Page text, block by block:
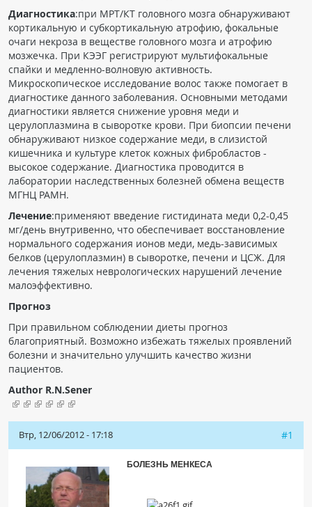
Диагностика:при МРТ/КТ головного мозга обнаруживают
кортикальную и субкортикальную атрофию, фокальные
очаги некроза в веществе головного мозга и атрофию
мозжечка. При КЭЭГ регистрируют мультифокальные
спайки и медленно-волновую активность.
Микроскопическое исследование волос также помогает в
диагностике данного заболевания. Основными методами
диагностики является снижение уровня меди и
церулоплазмина в сыворотке крови. При биопсии печени
обнаруживают низкое содержание меди, в слизистой
кишечника и культуре клеток кожных фибробластов -
высокое содержание. Диагностика проводится в
лаборатории наследственных болезней обмена веществ
МГНЦ РАМН.
Лечение:применяют введение гистидината меди 0,2-0,45
мг/день внутривенно, что обеспечивает восстановление
нормального содержания ионов меди, медь-зависимых
белков (церулоплазмин) в сыворотке, печени и ЦСЖ. Для
лечения тяжелых неврологических нарушений лечение
малоэффективно.
Прогноз
При правильном соблюдении диеты прогноз
благоприятный. Возможно избежать тяжелых проявлений
болезни и значительно улучшить качество жизни
пациентов.
Author R.N.Sener
Втр, 12/06/2012 - 17:18 #1
БОЛЕЗНЬ МЕНКЕСА